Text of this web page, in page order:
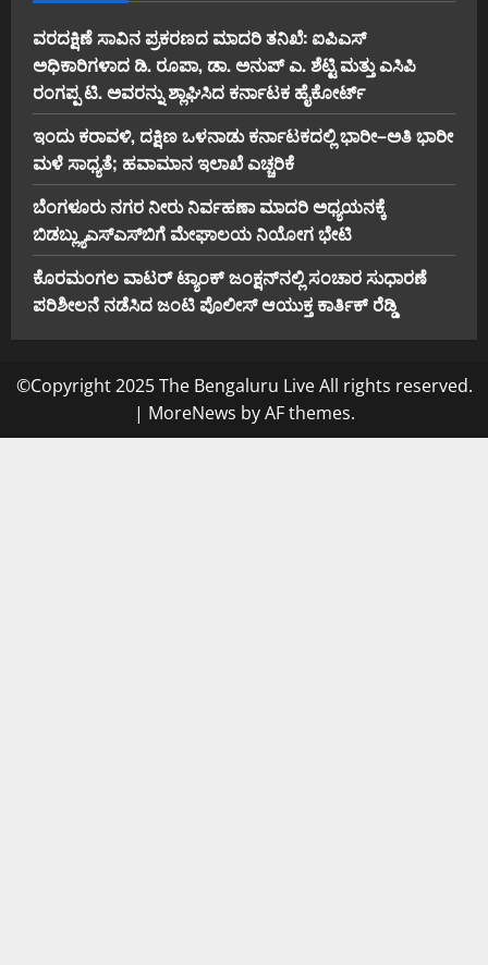
ವರದಕ್ಷಿಣೆ ಸಾವಿನ ಪ್ರಕರಣದ ಮಾದರಿ ತನಿಖೆ: ಐಪಿಎಸ್
ಅಧಿಕಾರಿಗಳಾದ ಡಿ. ರೂಪಾ, ಡಾ. ಅನುಪ್ ಎ. ಶೆಟ್ಟಿ ಮತ್ತು ಎಸಿಪಿ
ರಂಗಪ್ಪ ಟಿ. ಅವರನ್ನು ಶ್ಲಾಘಿಸಿದ ಕರ್ನಾಟಕ ಹೈಕೋರ್ಟ್
ಇಂದು ಕರಾವಳಿ, ದಕ್ಷಿಣ ಒಳನಾಡು ಕರ್ನಾಟಕದಲ್ಲಿ ಭಾರೀ–ಅತಿ ಭಾರೀ
ಮಳೆ ಸಾಧ್ಯತೆ; ಹವಾಮಾನ ಇಲಾಖೆ ಎಚ್ಚರಿಕೆ
ಬೆಂಗಳೂರು ನಗರ ನೀರು ನಿರ್ವಹಣಾ ಮಾದರಿ ಅಧ್ಯಯನಕ್ಕೆ
ಬಿ‌ಡಬ್ಲ್ಯು‌ಎಸ್‌ಎಸ್‌ಬಿಗೆ ಮೇಘಾಲಯ ನಿಯೋಗ ಭೇಟಿ
ಕೊರಮಂಗಲ ವಾಟರ್ ಟ್ಯಾಂಕ್ ಜಂಕ್ಷನ್‌ನಲ್ಲಿ ಸಂಚಾರ ಸುಧಾರಣೆ
ಪರಿಶೀಲನೆ ನಡೆಸಿದ ಜಂಟಿ ಪೊಲೀಸ್ ಆಯುಕ್ತ ಕಾರ್ತಿಕ್ ರೆಡ್ಡಿ
©Copyright 2025 The Bengaluru Live All rights reserved.
| MoreNews by AF themes.